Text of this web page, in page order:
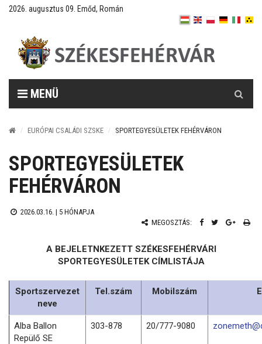
2026. augusztus 09. Emőd, Román
MENÜ
EURÓPAI CSALÁDI SZSKE SPORTEGYESÜLETEK FEHÉRVÁRON
SPORTEGYESÜLETEK
FEHÉRVÁRON
2026.03.16. | 5 HÓNAPJA
MEGOSZTÁS:
A BEJELETNKEZETT SZÉKESFEHÉRVÁRI
SPORTEGYESÜLETEK CÍMLISTÁJA
Sportszervezet
neve
Tel.szám Mobilszám
Alba Ballon
Repülő SE
303-878 20/777-9080